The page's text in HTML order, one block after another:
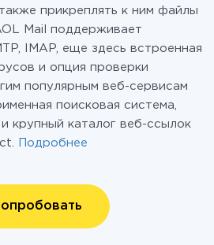
прикреплять к ним файлы
Mail поддерживает
IMAP, еще здесь встроенная
и опция проверки
популярным веб-сервисам
поисковая система,
крупный каталог веб-ссылок
Подробнее